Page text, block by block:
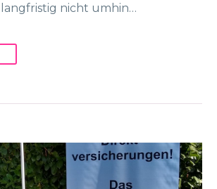
langfristig nicht umhin…